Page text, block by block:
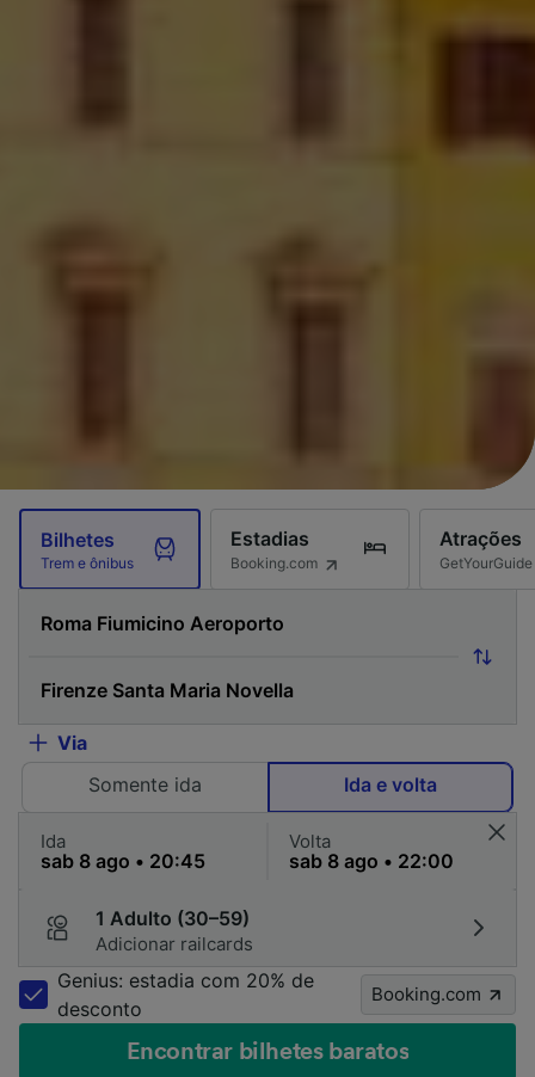
Bilhetes
Trem e ônibus
Estadias
Booking.com
Atrações
GetYourGuide
Via
Somente ida
Ida e volta
Ida Volta
1 Adulto (30–59)
Adicionar railcards
Genius: estadia com 20% de
desconto
Booking.com
Encontrar bilhetes baratos